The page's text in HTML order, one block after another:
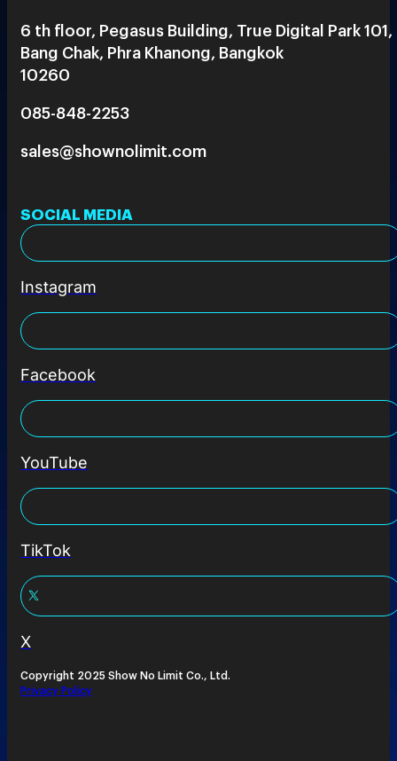
6 th floor, Pegasus Building, True Digital Park 101,
Bang Chak, Phra Khanong, Bangkok
10260
085-848-2253
sales@shownolimit.com
SOCIAL MEDIA
Instagram
Facebook
YouTube
TikTok
X
Copyright 2025 Show No Limit Co., Ltd.
Privacy Policy